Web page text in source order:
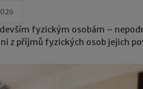
fyzickým osobám –
z příjmů fyzických osob jejich